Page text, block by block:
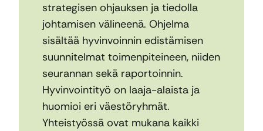
strategisen ohjauksen ja tiedolla
johtamisen välineenä. Ohjelma
sisältää hyvinvoinnin edistämisen
suunnitelmat toimenpiteineen, niiden
seurannan sekä raportoinnin.
Hyvinvointityö on laaja-alaista ja
huomioi eri väestöryhmät.
Yhteistyössä ovat mukana kaikki